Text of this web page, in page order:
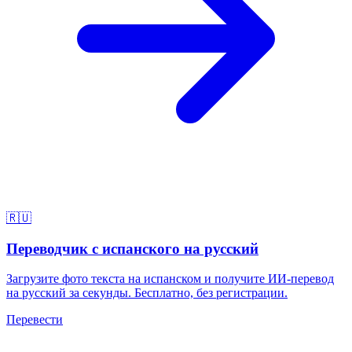
🇷🇺
Переводчик с испанского на русский
Загрузите фото текста на испанском и получите ИИ-перевод
на русский за секунды. Бесплатно, без регистрации.
Перевести